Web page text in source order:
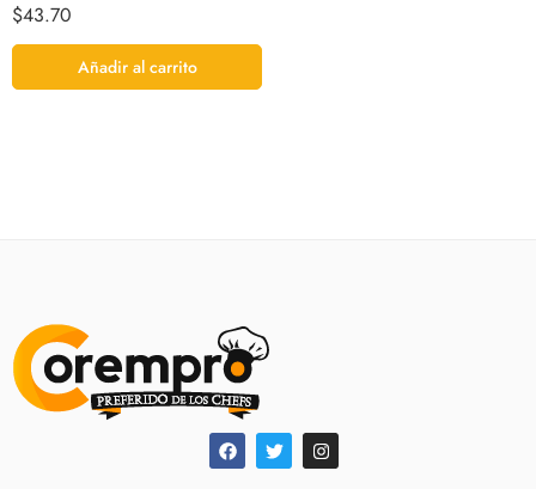
$43.70
Añadir al carrito